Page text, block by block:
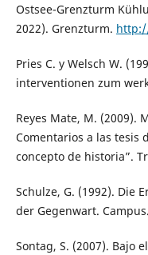
Ostsee-Grenzturm
2022). Grenzturm.
Pries C. y Welsch W.
interventionen zum
Reyes Mate, M. (2009).
Comentarios a las tesis
concepto de historia”.
Schulze, G. (1992). Die
der Gegenwart. Campus.
Sontag, S. (2007). Bajo